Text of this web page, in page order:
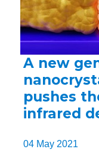
A new
pushes
infrared
04 May 2021